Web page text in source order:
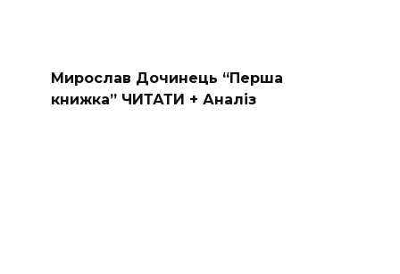
Мирослав Дочинець “Перша
книжка” ЧИТАТИ + Аналіз